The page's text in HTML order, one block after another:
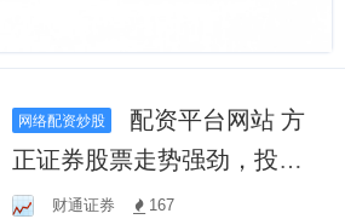
网络配资炒股
正证券股票走势强劲，投资
者看好其市场潜力与增长前
财通证券 167